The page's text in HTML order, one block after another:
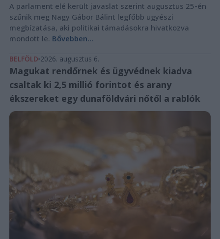
A parlament elé került javaslat szerint augusztus 25-én
szűnik meg Nagy Gábor Bálint legfőbb ügyészi
megbízatása, aki politikai támadásokra hivatkozva
mondott le. Bővebben...
BELFÖLD 2026. augusztus 6.
Magukat rendőrnek és ügyvédnek kiadva
csaltak ki 2,5 millió forintot és arany
ékszereket egy dunaföldvári nőtől a rablók